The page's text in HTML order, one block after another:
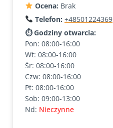
Ocena: Brak
Telefon: +48501224369
⏱ Godziny otwarcia:
Pon: 08:00-16:00
Wt: 08:00-16:00
Śr: 08:00-16:00
Czw: 08:00-16:00
Pt: 08:00-16:00
Sob: 09:00-13:00
Nd: Nieczynne